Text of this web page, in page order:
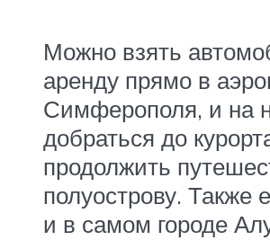
Можно взять
аренду прямо в
Симферополя, и на
добраться до
продолжить
полуострову. Также
и в самом городе